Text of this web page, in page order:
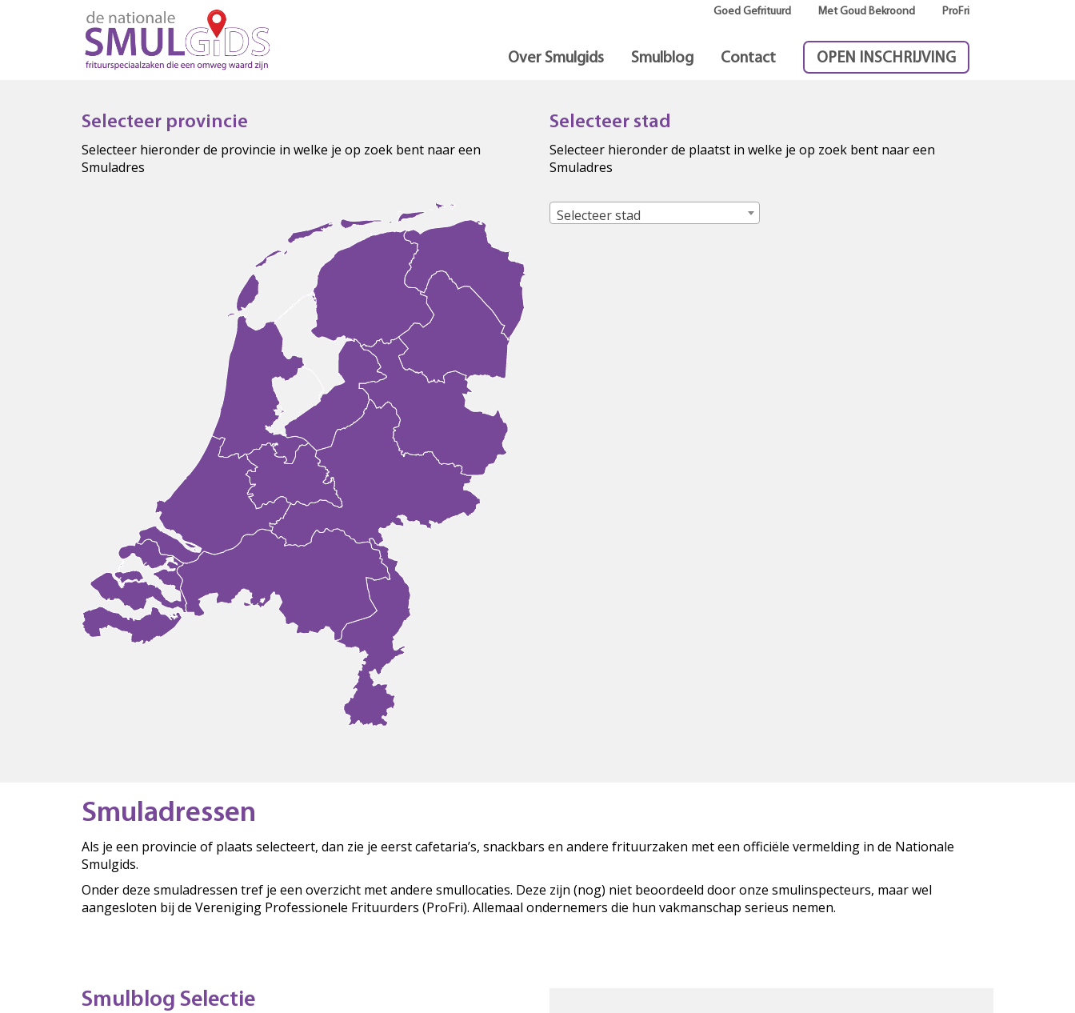
Goed Gefrituurd Met Goud Bekroond ProFri
Over Smulgids Smulblog Contact OPEN INSCHRIJVING
Selecteer provincie
Selecteer hieronder de provincie in welke je op zoek bent naar een
Smuladres
Selecteer stad
Selecteer hieronder de plaatst in welke je op zoek bent naar een
Smuladres
Selecteer stad
Smuladressen
Als je een provincie of plaats selecteert, dan zie je eerst cafetaria’s, snackbars en andere frituurzaken met een officiële vermelding in de Nationale
Smulgids.
Onder deze smuladressen tref je een overzicht met andere smullocaties. Deze zijn (nog) niet beoordeeld door onze smulinspecteurs, maar wel
aangesloten bij de Vereniging Professionele Frituurders (ProFri). Allemaal ondernemers die hun vakmanschap serieus nemen.
Smulblog Selectie